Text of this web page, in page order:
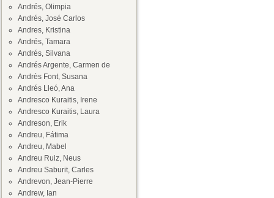
Andrés, Olimpia
Andrés, José Carlos
Andres, Kristina
Andrés, Tamara
Andrés, Silvana
Andrés Argente, Carmen de
Andrès Font, Susana
Andrés Lleó, Ana
Andresco Kuraitis, Irene
Andresco Kuraitis, Laura
Andreson, Erik
Andreu, Fátima
Andreu, Mabel
Andreu Ruiz, Neus
Andreu Saburit, Carles
Andrevon, Jean-Pierre
Andrew, Ian